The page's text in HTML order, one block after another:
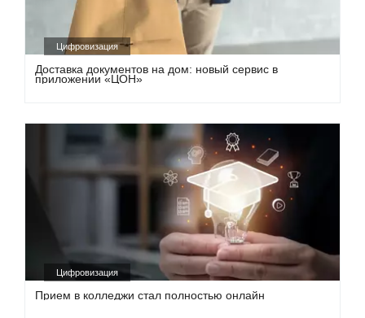
Цифровизация
Доставка документов на дом: новый сервис в
приложении «ЦОН»
Цифровизация
Прием в колледжи стал полностью онлайн